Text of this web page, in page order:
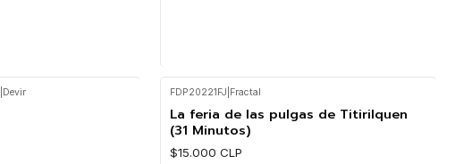
Devir FDP20221FJ Fractal
La feria de las pulgas de Titirilquen
(31 Minutos)
$15.000 CLP